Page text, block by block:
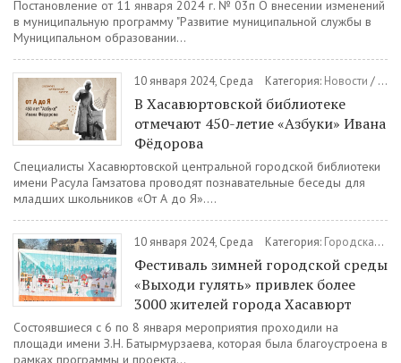
Постановление от 11 января 2024 г. № 03п О внесении изменений
в муниципальную программу "Развитие муниципальной службы в
Муниципальном образовании...
10 января 2024, Среда Категория: Новости /
В Хасавюртовской библиотеке
отмечают 450-летие «Азбуки» Ивана
Фёдорова
Специалисты Хасавюртовской центральной городской библиотеки
имени Расула Гамзатова проводят познавательные беседы для
младших школьников «От А до Я»....
10 января 2024, Среда Категория: Городская среда
Фестиваль зимней городской среды
«Выходи гулять» привлек более
3000 жителей города Хасавюрт
Состоявшиеся с 6 по 8 января мероприятия проходили на
площади имени З.Н. Батырмурзаева, которая была благоустроена в
рамках программы и проекта...